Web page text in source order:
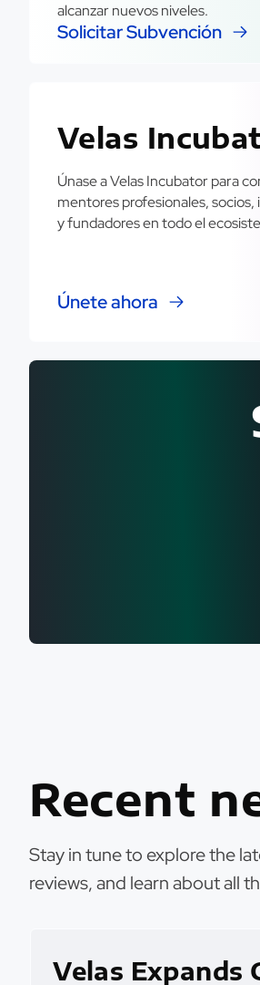
alcanzar nuevos niveles.
Solicitar Subvención
Velas
Únase a Velas Incubator para
mentores profesionales, socios,
y fundadores en todo el
Únete ahora
Recent
Stay in tune to explore the
reviews, and learn about all
Velas Expands